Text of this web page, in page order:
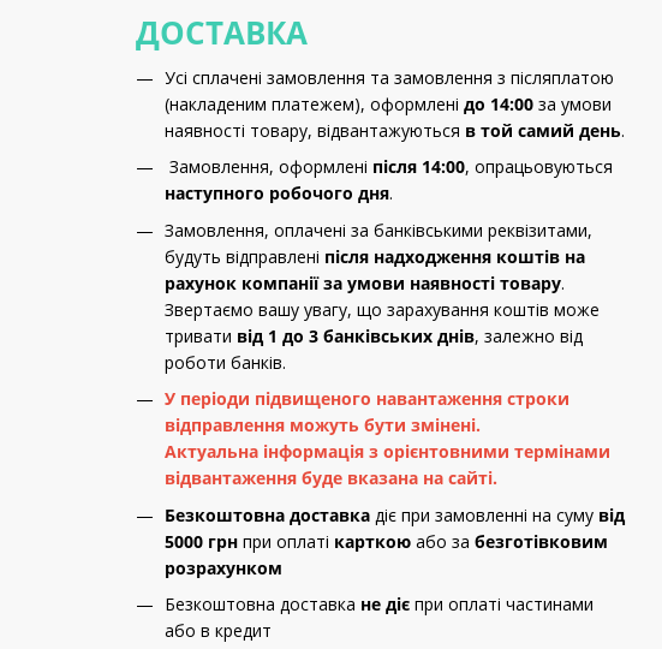
ДОСТАВКА
Усі сплачені замовлення та замовлення з післяплатою
(накладеним платежем), оформлені до 14:00 за умови
наявності товару, відвантажуються в той самий день.
Замовлення, оформлені після 14:00, опрацьовуються
наступного робочого дня.
Замовлення, оплачені за банківськими реквізитами,
будуть відправлені після надходження коштів на
рахунок компанії за умови наявності товару.
Звертаємо вашу увагу, що зарахування коштів може
тривати від 1 до 3 банківських днів, залежно від
роботи банків.
У періоди підвищеного навантаження строки
відправлення можуть бути змінені.
Актуальна інформація з орієнтовними термінами
відвантаження буде вказана на сайті.
Безкоштовна доставка діє при замовленні на суму від
5000 грн при оплаті карткою або за безготівковим
розрахунком
Безкоштовна доставка не діє при оплаті частинами
або в кредит